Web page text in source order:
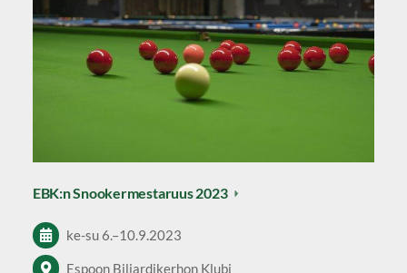
EBK:n Snookermestaruus 2023
ke-su 6.–10.9.2023
Espoon Biljardikerhon Klubi